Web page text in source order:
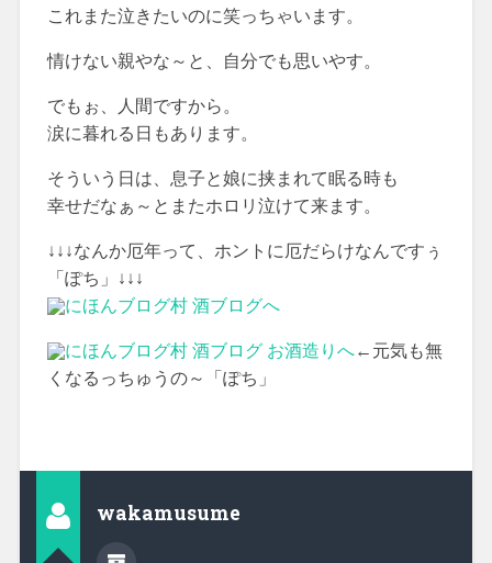
これまた泣きたいのに笑っちゃいます。
情けない親やな～と、自分でも思いやす。
でもぉ、人間ですから。
涙に暮れる日もあります。
そういう日は、息子と娘に挟まれて眠る時も
幸せだなぁ～とまたホロリ泣けて来ます。
↓↓↓なんか厄年って、ホントに厄だらけなんですぅ
「ぽち」↓↓↓
←元気も無
くなるっちゅうの～「ぽち」
wakamusume